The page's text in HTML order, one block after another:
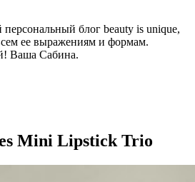
блог beauty is unique,
ее выражениям и формам.
Ваша Сабина.
Mini Lipstick Trio